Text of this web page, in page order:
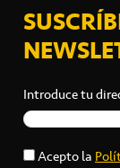
Introduce tu
Acepto la